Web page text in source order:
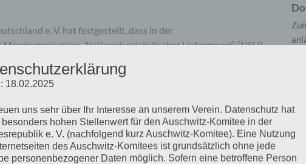
e. V. hat festgestellt, dass in der
„Nationalsozialistischer Untergrund“ (NSU)
von vielen sei die Überschrift eines Kommentars in der
mehr ...
18.02.2025
uns sehr über Ihr Interesse an unserem Verein. Datenschutz hat
hohen Stellenwert für den Auschwitz-Komitee in der
e. V. (nachfolgend kurz Auschwitz-Komitee). Eine Nutzung
des Auschwitz-Komitees ist grundsätzlich ohne jede
personenbezogener Daten möglich. Sofern eine betroffene Person